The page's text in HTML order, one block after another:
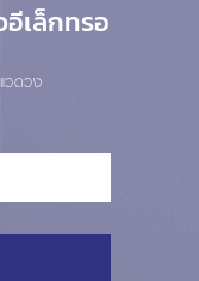
เล็กทรอ
วดวง